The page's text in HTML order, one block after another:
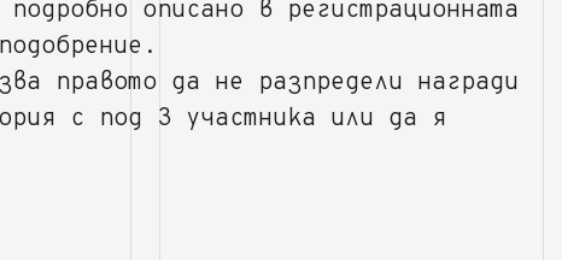
описано в регистрационната
правото да не разпредели награди
с под 3 участника или да я